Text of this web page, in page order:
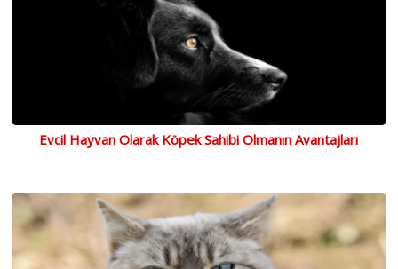
Evcil Hayvan Olarak Köpek Sahibi Olmanın Avantajları